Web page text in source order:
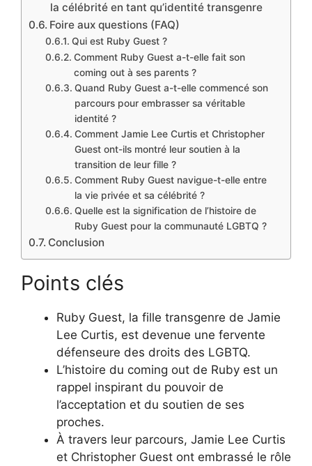
la célébrité en tant qu’identité transgenre
Foire aux questions (FAQ)
Qui est Ruby Guest ?
Comment Ruby Guest a-t-elle fait son
coming out à ses parents ?
Quand Ruby Guest a-t-elle commencé son
parcours pour embrasser sa véritable
identité ?
Comment Jamie Lee Curtis et Christopher
Guest ont-ils montré leur soutien à la
transition de leur fille ?
Comment Ruby Guest navigue-t-elle entre
la vie privée et sa célébrité ?
Quelle est la signification de l’histoire de
Ruby Guest pour la communauté LGBTQ ?
Conclusion
Points clés
Ruby Guest, la fille transgenre de Jamie
Lee Curtis, est devenue une fervente
défenseure des droits des LGBTQ.
L’histoire du coming out de Ruby est un
rappel inspirant du pouvoir de
l’acceptation et du soutien de ses
proches.
À travers leur parcours, Jamie Lee Curtis
et Christopher Guest ont embrassé le rôle